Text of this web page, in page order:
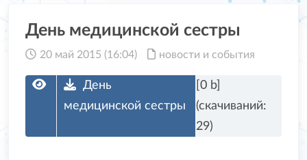
День медицинской сестры
20 май 2015 (16:04) новости и события
День
медицинской сестры
[0 b]
(cкачиваний:
29)